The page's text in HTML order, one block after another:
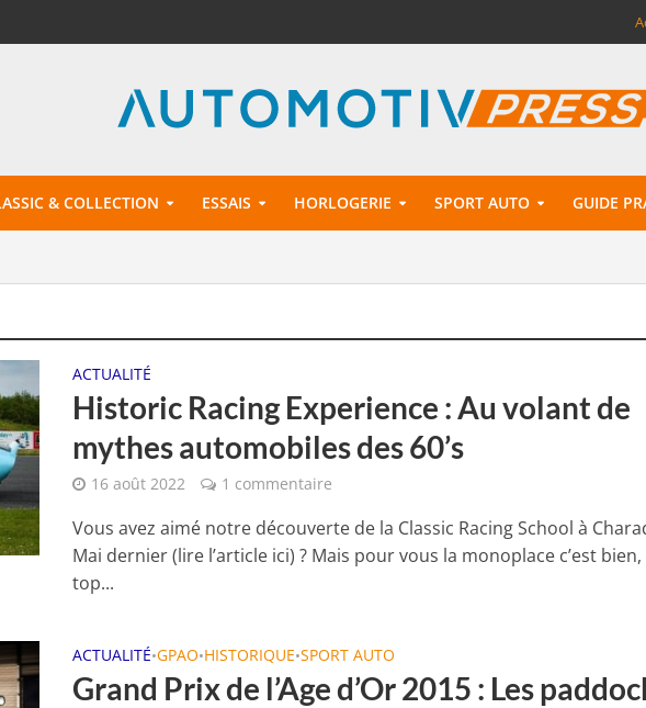
& COLLECTION ESSAIS HORLOGERIE SPORT AUTO GUIDE
ACTUALITÉ
Historic Racing Experience : Au volant de
mythes automobiles des 60’s
16 août 2022 1 commentaire
Vous avez aimé notre découverte de la Classic Racing School à
Mai dernier (lire l’article ici) ? Mais pour vous la monoplace c’est bien,
top...
ACTUALITÉ•GPAO•HISTORIQUE•SPORT AUTO
Grand Prix de l’Age d’Or 2015 : Les